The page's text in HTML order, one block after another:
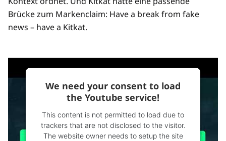
Brücke zum Markenclaim: Have a break from fake
news – have a Kitkat.
We need your consent to load
the Youtube service!
This content is not permitted to load due to
trackers that are not disclosed to the visitor.
The website owner needs to setup the site